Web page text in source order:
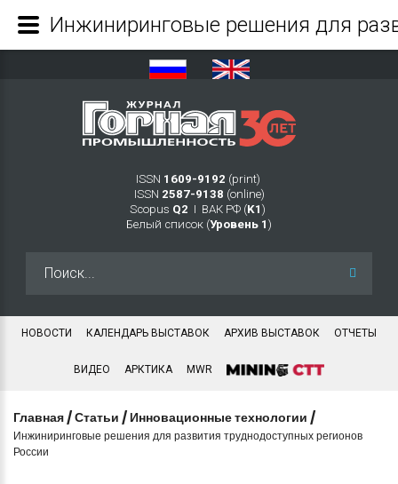
ISSN 1609-9192 (print)
ISSN 2587-9138 (online)
Scopus Q2 Ι ВАК РФ (K1 )
Белый список (Уровень 1 )
НОВОСТИ КАЛЕНДАРЬ ВЫСТАВОК АРХИВ ВЫСТАВОК ОТЧЕТЫ
ВИДЕО АРКТИКА MWR
Главная /Статьи / Инновационные технологии /
Инжиниринговые решения для развития труднодоступных регионов
России